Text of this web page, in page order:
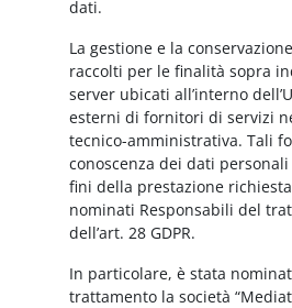
dati.
La gestione e la
raccolti per le finalità sopra
server ubicati all’interno
esterni di fornitori di servizi
tecnico-amministrativa. Tali
conoscenza dei dati
fini della prestazione
nominati Responsabili del
dell’art. 28 GDPR.
In particolare, è stata
trattamento la società